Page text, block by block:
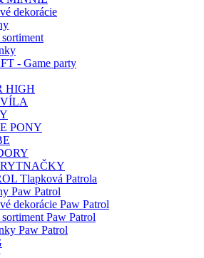
dekorácie
- Game party
HIGH
PONY
Tlapková Patrola
Paw Patrol
dekorácie Paw Patrol
Paw Patrol
Paw Patrol